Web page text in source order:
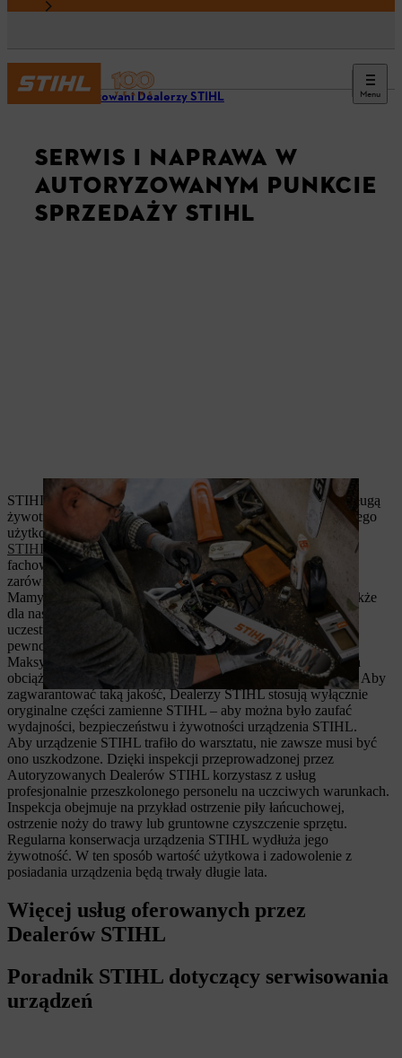
Menu
Autoryzowani Dealerzy STIHL
SERWIS I NAPRAWA W
AUTORYZOWANYM PUNKCIE
SPRZEDAŻY STIHL
STIHL to synonim innowacyjności i jakości. Aby zapewnić długą
żywotność urządzeń STIHL również w przypadku intensywnego
użytkowania, konieczny jest fachowy serwis. Nasi Dealerzy
STIHL
są wykwalifikowani poprzez regularne szkolenia, aby
fachowo przeprowadzać konserwację i naprawy urządzeń –
zarówno do użytku prywatnego, jak i komercyjnego.
Mamy nie tylko wysokie standardy dla naszego sprzętu, ale także
dla naszych działań. Dlatego wszyscy Dealerzy regularnie
uczestniczą w szkoleniach STIHL. Dzięki temu możesz mieć
pewność, że Twoje urządzenie STIHL jest w dobrych rękach.
Maksymalna niezawodność także w przypadku ekstremalnych
obciążeń jest dla urządzeń silnikowych STIHL oczywistością. Aby
zagwarantować taką jakość, Dealerzy STIHL stosują wyłącznie
oryginalne części zamienne STIHL – aby można było zaufać
wydajności, bezpieczeństwu i żywotności urządzenia STIHL.
Aby urządzenie STIHL trafiło do warsztatu, nie zawsze musi być
ono uszkodzone. Dzięki inspekcji przeprowadzonej przez
Autoryzowanych Dealerów STIHL korzystasz z usług
profesjonalnie przeszkolonego personelu na uczciwych warunkach.
Inspekcja obejmuje na przykład ostrzenie piły łańcuchowej,
ostrzenie noży do trawy lub gruntowne czyszczenie sprzętu.
Regularna konserwacja urządzenia STIHL wydłuża jego
żywotność. W ten sposób wartość użytkowa i zadowolenie z
posiadania urządzenia będą trwały długie lata.
Więcej usług oferowanych przez
Dealerów STIHL
Poradnik STIHL dotyczący serwisowania
urządzeń